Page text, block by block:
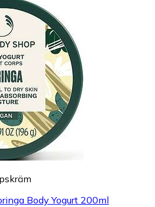
Body Yogurt 200ml